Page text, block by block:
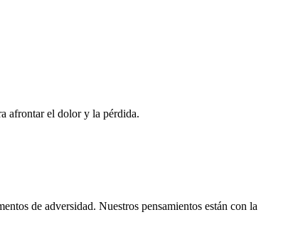
afrontar el dolor y la pérdida.
de adversidad. Nuestros pensamientos están con la